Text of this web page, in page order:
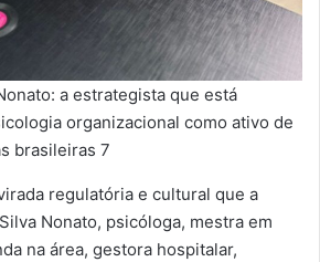
a estrategista que está
organizacional como ativo de
brasileiras 7
regulatória e cultural que a
Nonato, psicóloga, mestra em
na área, gestora hospitalar,